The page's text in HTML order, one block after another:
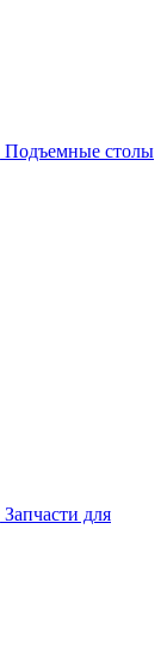
Подъемные столы
Запчасти для